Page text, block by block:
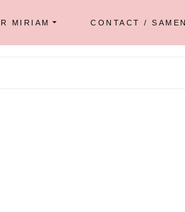
MIRIAM CONTACT /